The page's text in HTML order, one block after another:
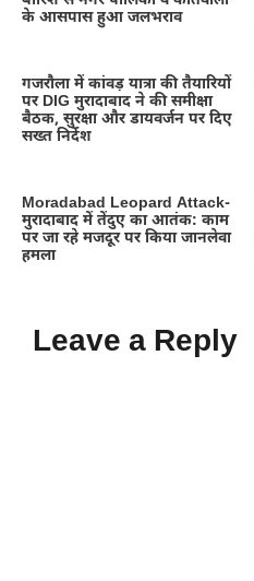
के आसपास हुआ जलभराव
गजरौला में कांवड़ यात्रा की तैयारियों
पर DIG मुरादाबाद ने की समीक्षा
बैठक, सुरक्षा और डायवर्जन पर दिए
सख्त निर्देश
Moradabad Leopard Attack-
मुरादाबाद में तेंदुए का आतंक: काम
पर जा रहे मजदूर पर किया जानलेवा
हमला
Leave a Reply